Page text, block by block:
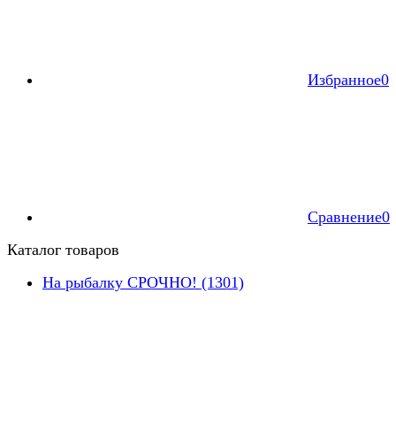
Избранное0
Сравнение0
Каталог товаров
На рыбалку СРОЧНО! (1301)